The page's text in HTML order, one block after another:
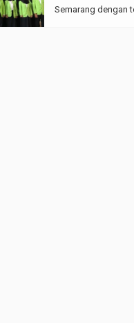
Semarang dengan